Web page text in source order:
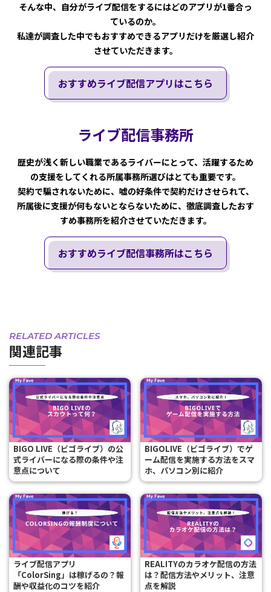
そんな中、自分がライブ配信をするにはどのアプリが1番合っ
ているのか。
私達が調査した中でもおすすめできるアプリだけを厳選し紹介
させていただきます。
おすすめライブ配信アプリはこちら
ライブ配信事務所
歴史が浅く新しい職業であるライバーにとって、活躍するため
の支援をしてくれる所属事務所選びはとても重要です。
契約で騙されないために、嘘の好条件で契約だけさせられて、
所属後に支援が何もないとならないために、徹底調査したおす
すめ事務所を紹介させていただきます。
おすすめライブ配信事務所はこちら
RELATED ARTICLES
関連記事
BIGO LIVE（ビゴライブ）の公
式ライバーになる際の条件や注
意点について
BIGOLIVE（ビゴライブ）でゲ
ーム配信を実施する方法をスマ
ホ、パソコン別に紹介
ライブ配信アプリ
「ColorSing」は稼げるの？報
酬や収益化のコツを紹介
REALITYのカラオケ配信の方法
は？配信方法やメリット、注意
点を解説